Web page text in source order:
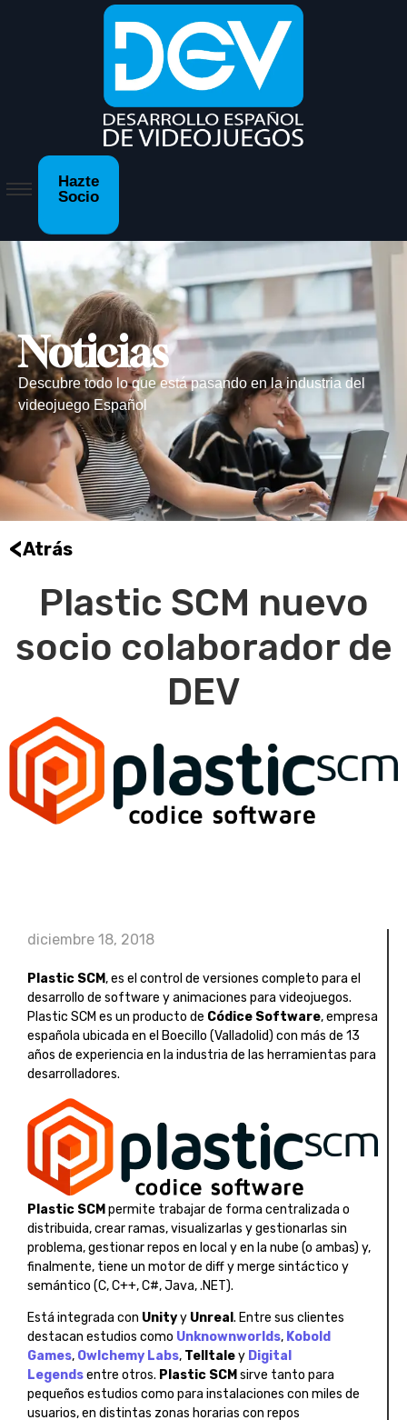
Hazte
Socio
Noticias
Descubre todo lo que está pasando en la industria del
videojuego Español
<Atrás
Plastic SCM nuevo
socio colaborador de
DEV
diciembre 18, 2018
Plastic SCM, es el control de versiones completo para el
desarrollo de software y animaciones para videojuegos.
Plastic SCM es un producto de Códice Software, empresa
española ubicada en el Boecillo (Valladolid) con más de 13
años de experiencia en la industria de las herramientas para
desarrolladores.
Plastic SCM permite trabajar de forma centralizada o
distribuida, crear ramas, visualizarlas y gestionarlas sin
problema, gestionar repos en local y en la nube (o ambas) y,
finalmente, tiene un motor de diff y merge sintáctico y
semántico (C, C++, C#, Java, .NET).
Está integrada con Unityy Unreal. Entre sus clientes
destacan estudios como Unknownworlds, Kobold
Games, Owlchemy Labs, Telltaley Digital
Legendsentre otros. Plastic SCMsirve tanto para
pequeños estudios como para instalaciones con miles de
usuarios, en distintas zonas horarias con repos